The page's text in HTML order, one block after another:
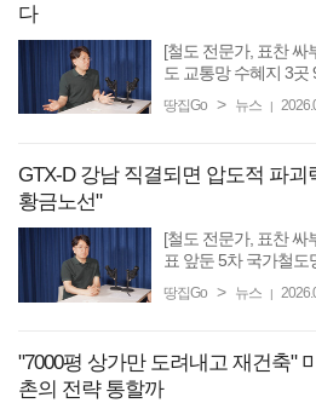
다
[철도 전문가, 표찬
도 교통망 수혜지 3곳
북선이 바꿀 서울 북부 부동산 [땅집고
땅집Go > 뉴스 |
GTX-D 강남 직결되면 압도적 파
황금노선"
[철도 전문가, 표찬
표 앞둔 5차 국가철도
담길 GTX-D노선이 강
땅집Go > 뉴스 |
"7000평 상가만 도려내고 재건축"
촌의 전략 통할까